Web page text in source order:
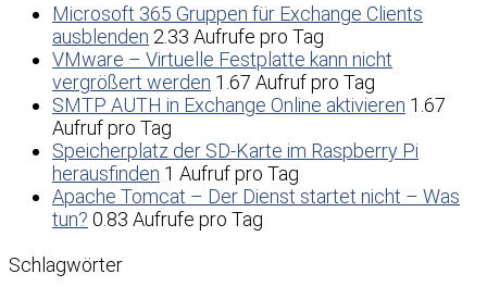
Microsoft 365 Gruppen für Exchange Clients
ausblenden 2.33 Aufrufe pro Tag
VMware – Virtuelle Festplatte kann nicht
vergrößert werden 1.67 Aufruf pro Tag
SMTP AUTH in Exchange Online aktivieren 1.67
Aufruf pro Tag
Speicherplatz der SD-Karte im Raspberry Pi
herausfinden 1 Aufruf pro Tag
Apache Tomcat – Der Dienst startet nicht – Was
tun? 0.83 Aufrufe pro Tag
Schlagwörter